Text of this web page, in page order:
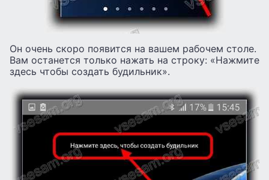
Он очень скоро появится на вашем рабочем столе.
Вам останется только нажать на строку: «Нажмите
здесь чтобы создать будильник».